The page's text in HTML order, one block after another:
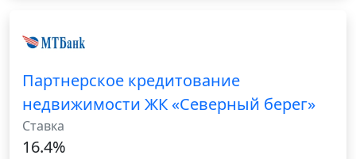
Партнерское кредитование
недвижимости ЖК «Северный берег»
Ставка
16.4%